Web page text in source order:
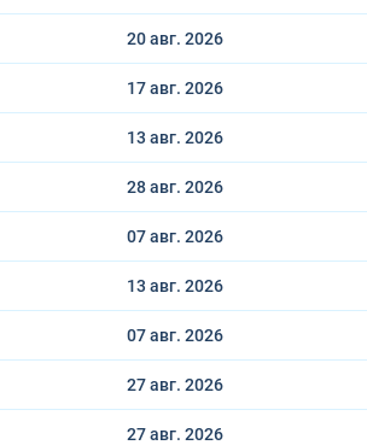
20 авг. 2026
17 авг. 2026
13 авг. 2026
28 авг. 2026
07 авг. 2026
13 авг. 2026
07 авг. 2026
27 авг. 2026
27 авг. 2026